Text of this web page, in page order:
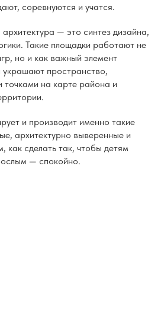
соревнуются и учатся.
— это синтез дизайна,
Такие площадки работают не
но и как важный элемент
пространство,
точками на карте района и
и производит именно такие
архитектурно выверенные и
сделать так, чтобы детям
— спокойно.